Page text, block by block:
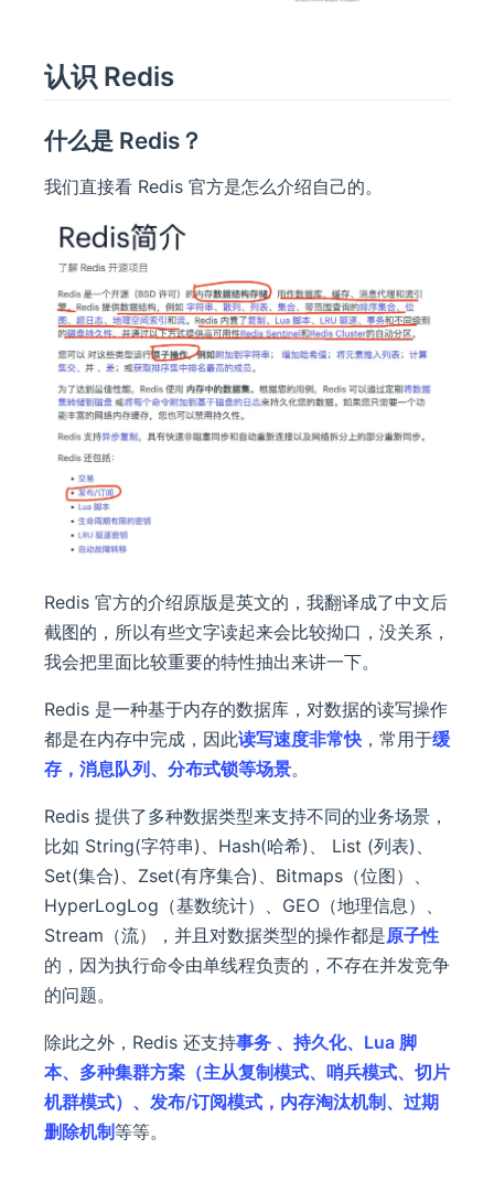
认识 Redis
什么是 Redis？
我们直接看 Redis 官方是怎么介绍自己的。
Redis 官方的介绍原版是英文的，我翻译成了中文后
截图的，所以有些文字读起来会比较拗口，没关系，
我会把里面比较重要的特性抽出来讲一下。
Redis 是一种基于内存的数据库，对数据的读写操作
都是在内存中完成，因此读写速度非常快 ，常用于缓
存，消息队列、分布式锁等场景。
Redis 提供了多种数据类型来支持不同的业务场景，
比如 String(字符串)、Hash(哈希)、 List (列表)、
Set(集合)、Zset(有序集合)、Bitmaps（位图）、
HyperLogLog（基数统计）、GEO（地理信息）、
Stream（流），并且对数据类型的操作都是原子性
的，因为执行命令由单线程负责的，不存在并发竞争
的问题。
除此之外，Redis 还支持事务 、持久化、Lua 脚
本、多种集群方案（主从复制模式、哨兵模式、切片
机群模式）、发布/订阅模式，内存淘汰机制、过期
删除机制等等。